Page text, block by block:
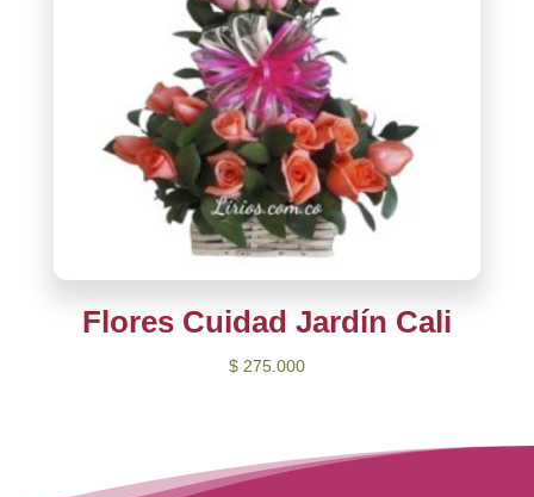
Flores Cuidad Jardín Cali
$275.000